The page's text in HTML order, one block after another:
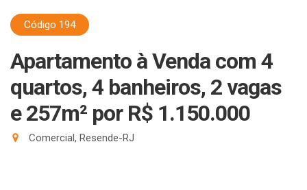
Código 194
Apartamento à Venda com 4
quartos, 4 banheiros, 2 vagas
e 257m² por R$ 1.150.000
Comercial, Resende-RJ